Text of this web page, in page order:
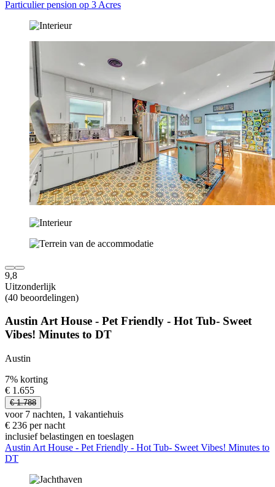
Particulier pension op 3 Acres
9,8
Uitzonderlijk
(40 beoordelingen)
Austin Art House - Pet Friendly - Hot Tub- Sweet
Vibes! Minutes to DT
Austin
7% korting
€ 1.655
€ 1.788
voor 7 nachten, 1 vakantiehuis
€ 236 per nacht
inclusief belastingen en toeslagen
Austin Art House - Pet Friendly - Hot Tub- Sweet Vibes! Minutes to
DT